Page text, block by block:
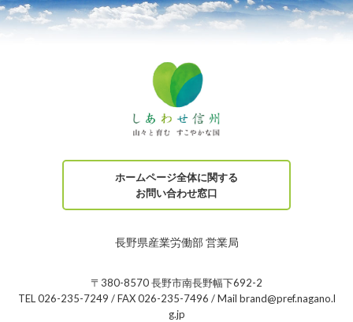
ホームページ全体に関する
お問い合わせ窓口
長野県産業労働部 営業局
〒380-8570 長野市南長野幅下692-2
TEL 026-235-7249 / FAX 026-235-7496 / Mail brand@pref.nagano.l
g.jp